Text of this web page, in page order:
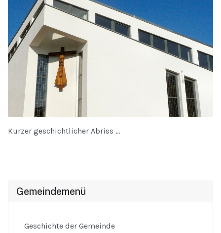
Kurzer geschichtlicher Abriss ...
Gemeindemenü
Geschichte der Gemeinde